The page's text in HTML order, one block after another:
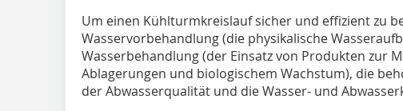
Um einen Kühlturmkreislauf sicher und effizient zu
Wasservorbehandlung (die physikalische
Wasserbehandlung (der Einsatz von Produkten zur
Ablagerungen und biologischem Wachstum), die
der Abwasserqualität und die Wasser- und